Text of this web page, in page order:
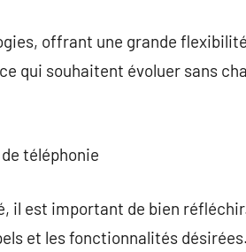
offrant une grande
qui souhaitent évoluer sans
téléphonie
il est important de bien
et les fonctionnalités désirées.